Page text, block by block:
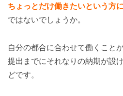
ちょっとだけ働きたいという方
ではないでしょうか。
自分の都合に合わせて働くこと
提出までにそれなりの納期が設
どです。